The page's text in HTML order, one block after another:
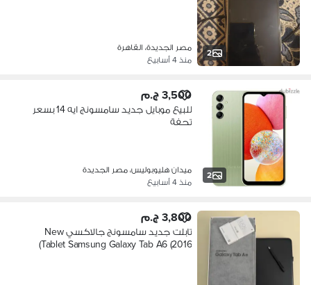
2
مصر الجديدة، القاهرة
منذ 4 أسابيع
2
3,500 ج.م
للبيع موبايل جديد سامسونج ايه 14 بسعر
تحفة
ميدان هليوبوليس، مصر الجديدة
منذ 4 أسابيع
3,800 ج.م
تابلت جديد سامسونج جالاكسي New
Tablet Samsung Galaxy Tab A6 (2016)